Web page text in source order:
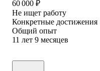
60 000 ₽
Не ищет работу
Конкретные достижения
Общий опыт
11 лет 9 месяцев